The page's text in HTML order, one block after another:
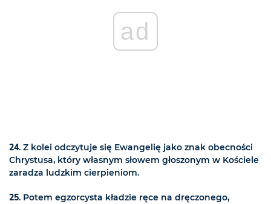
ad
24. Z kolei odczytuje się Ewangelię jako znak obecności
Chrystusa, który własnym słowem głoszonym w Kościele
zaradza ludzkim cierpieniom.
25. Potem egzorcysta kładzie ręce na dręczonego,